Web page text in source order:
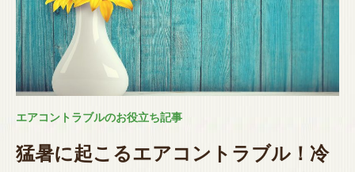
エアコントラブルのお役立ち記事
猛暑に起こるエアコントラブル！冷